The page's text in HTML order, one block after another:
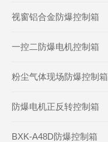
视窗铝合金防爆控制箱
一控二防爆电机控制箱
粉尘气体现场防爆控制箱
防爆电机正反转控制箱
BXK-A48D防爆控制箱